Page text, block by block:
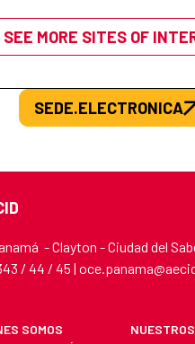
SEE MORE SITES OF
SEDE.ELECTRONICA
- Clayton - Ciudad del
/ 44 / 45 |
SOMOS